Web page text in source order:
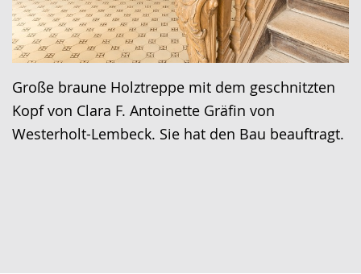
Große braune Holztreppe mit dem geschnitzten
Kopf von Clara F. Antoinette Gräfin von
Westerholt-Lembeck. Sie hat den Bau beauftragt.